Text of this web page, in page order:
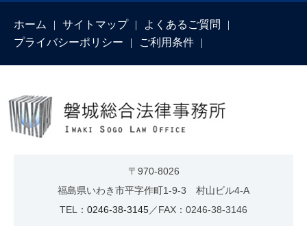
ホーム サイトマップ
よくあるご質問
プライバシーポリシー
ご利用条件
〒970-8026
福島県いわき市平字作町1-9-3 村山ビル4-A
TEL： 0246-38-3145／FAX：0246-38-3146